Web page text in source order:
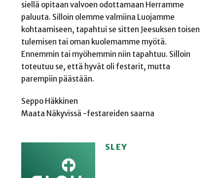
siellä opitaan valvoen odottamaan Herramme
paluuta. Silloin olemme valmiina Luojamme
kohtaamiseen, tapahtui se sitten Jeesuksen toisen
tulemisen tai oman kuolemamme myötä.
Ennemmin tai myöhemmin niin tapahtuu. Silloin
toteutuu se, että hyvät oli festarit, mutta
parempiin päästään.
Seppo Häkkinen
Maata Näkyvissä -festareiden saarna
SLEY